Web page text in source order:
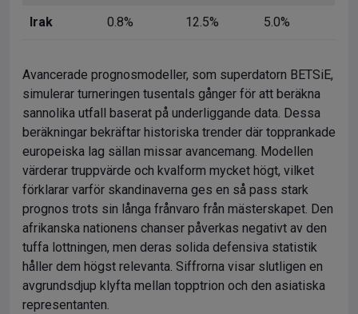
Irak 0.8% 12.5% 5.0%
Avancerade prognosmodeller, som superdatorn BETSiE,
simulerar turneringen tusentals gånger för att beräkna
sannolika utfall baserat på underliggande data. Dessa
beräkningar bekräftar historiska trender där topprankade
europeiska lag sällan missar avancemang. Modellen
värderar truppvärde och kvalform mycket högt, vilket
förklarar varför skandinaverna ges en så pass stark
prognos trots sin långa frånvaro från mästerskapet. Den
afrikanska nationens chanser påverkas negativt av den
tuffa lottningen, men deras solida defensiva statistik
håller dem högst relevanta. Siffrorna visar slutligen en
avgrundsdjup klyfta mellan topptrion och den asiatiska
representanten.